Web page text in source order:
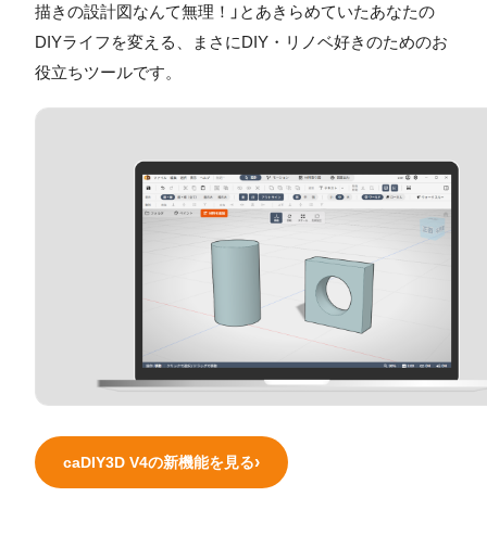
描きの設計図なんて無理！」とあきらめていたあなたの
DIYライフを変える、まさにDIY・リノベ好きのためのお
役立ちツールです。
caDIY3D V4の新機能を見る